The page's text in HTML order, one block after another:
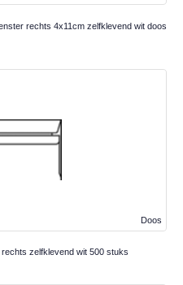
rechts 4x11cm zelfklevend wit doos
Doos
zelfklevend wit 500 stuks